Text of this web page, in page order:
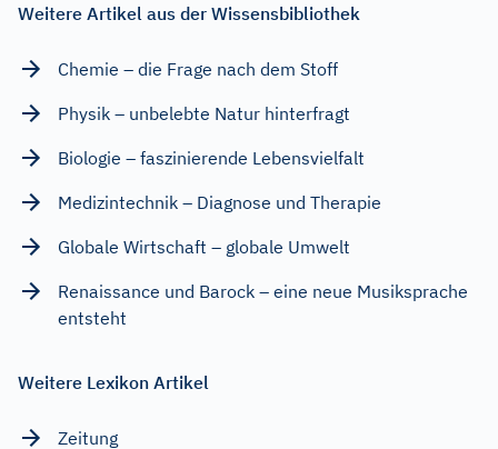
Weitere Artikel aus der Wissensbibliothek
Chemie – die Frage nach dem Stoff
Physik – unbelebte Natur hinterfragt
Biologie – faszinierende Lebensvielfalt
Medizintechnik – Diagnose und Therapie
Globale Wirtschaft – globale Umwelt
Renaissance und Barock – eine neue Musiksprache
entsteht
Weitere Lexikon Artikel
Zeitung